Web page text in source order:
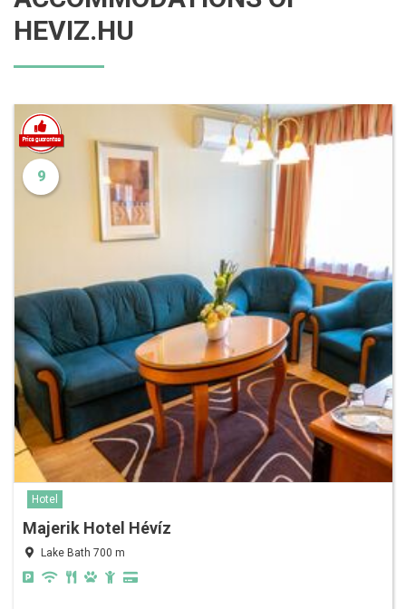
HEVIZ.HU
9
Hotel
Majerik Hotel Hévíz
Lake Bath 700 m